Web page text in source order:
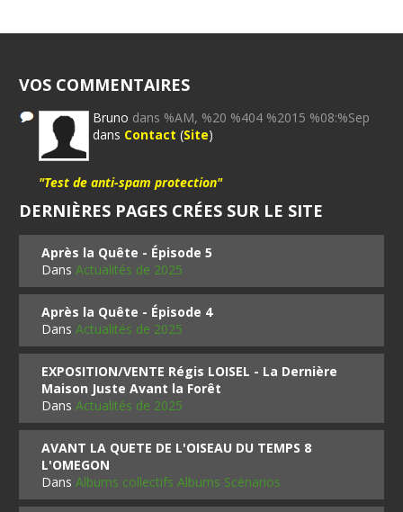
VOS COMMENTAIRES
Bruno dans %AM, %20 %404 %2015 %08:%Sep
dans Contact (Site)
"Test de anti-spam protection"
DERNIÈRES PAGES CRÉES SUR LE SITE
Après la Quête - Épisode 5
DansActualités de 2025
Après la Quête - Épisode 4
DansActualités de 2025
EXPOSITION/VENTE Régis LOISEL - La Dernière
Maison Juste Avant la Forêt
DansActualités de 2025
AVANT LA QUETE DE L'OISEAU DU TEMPS 8
L'OMEGON
DansAlbums collectifs Albums Scénarios